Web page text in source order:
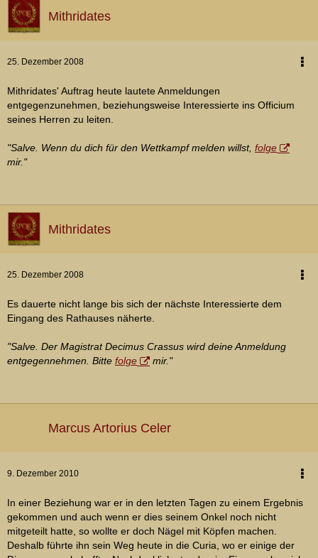
Mithridates
25. Dezember 2008
Mithridates' Auftrag heute lautete Anmeldungen
entgegenzunehmen, beziehungsweise Interessierte ins Officium
seines Herren zu leiten.
"Salve. Wenn du dich für den Wettkampf melden willst, folge
mir."
Mithridates
25. Dezember 2008
Es dauerte nicht lange bis sich der nächste Interessierte dem
Eingang des Rathauses näherte.
"Salve. Der Magistrat Decimus Crassus wird deine Anmeldung
entgegennehmen. Bitte folge mir."
Marcus Artorius Celer
9. Dezember 2010
In einer Beziehung war er in den letzten Tagen zu einem Ergebnis
gekommen und auch wenn er dies seinem Onkel noch nicht
mitgeteilt hatte, so wollte er doch Nägel mit Köpfen machen.
Deshalb führte ihn sein Weg heute in die Curia, wo er einige der